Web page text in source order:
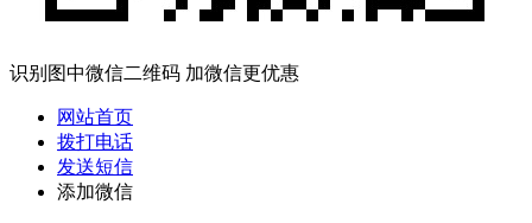
识别图中微信二维码 加微信更优惠
网站首页
拨打电话
发送短信
添加微信